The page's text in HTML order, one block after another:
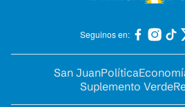
Seguinos en:
San JuanPolítica
Suplemento Verde